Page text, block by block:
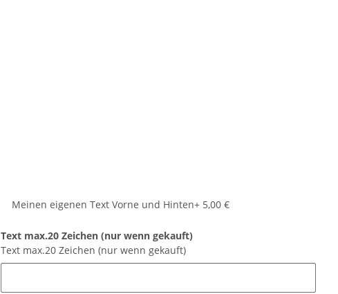
Meinen eigenen Text Vorne und Hinten+ 5,00 €
Text max.20 Zeichen (nur wenn gekauft)
Text max.20 Zeichen (nur wenn gekauft)